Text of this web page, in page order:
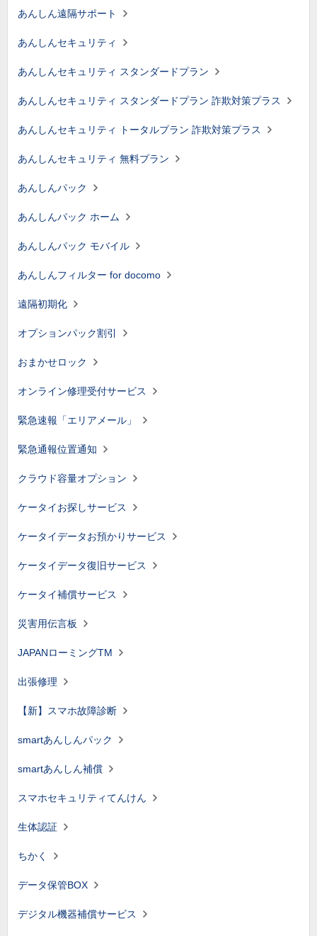
あんしん遠隔サポート
あんしんセキュリティ
あんしんセキュリティ スタンダードプラン
あんしんセキュリティ スタンダードプラン 詐欺対策プラス
あんしんセキュリティ トータルプラン 詐欺対策プラス
あんしんセキュリティ 無料プラン
あんしんパック
あんしんパック ホーム
あんしんパック モバイル
あんしんフィルター for docomo
遠隔初期化
オプションパック割引
おまかせロック
オンライン修理受付サービス
緊急速報「エリアメール」
緊急通報位置通知
クラウド容量オプション
ケータイお探しサービス
ケータイデータお預かりサービス
ケータイデータ復旧サービス
ケータイ補償サービス
災害用伝言板
JAPANローミングTM
出張修理
【新】スマホ故障診断
smartあんしんパック
smartあんしん補償
スマホセキュリティてんけん
生体認証
ちかく
データ保管BOX
デジタル機器補償サービス